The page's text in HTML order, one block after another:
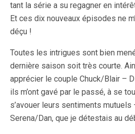
tant la série a su regagner en
Et ces dix nouveaux épisodes ne
déçu !
Toutes les intrigues sont bien
dernière saison soit très courte.
apprécier le couple Chuck/Blair –
ils m’ont gavé par le passé, à se
s’avouer leurs sentiments mutuels
Serena/Dan, que je détestais au